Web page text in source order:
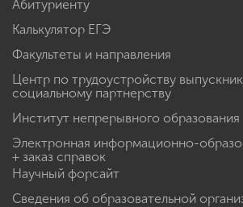
Абитуриенту
Калькулятор ЕГЭ
Факультеты и направления
Центр по трудоустройству
социальному партнерству
Институт непрерывного образования
Электронная информационно-
+ заказ справок
Научный форсайт
Сведения об образовательной